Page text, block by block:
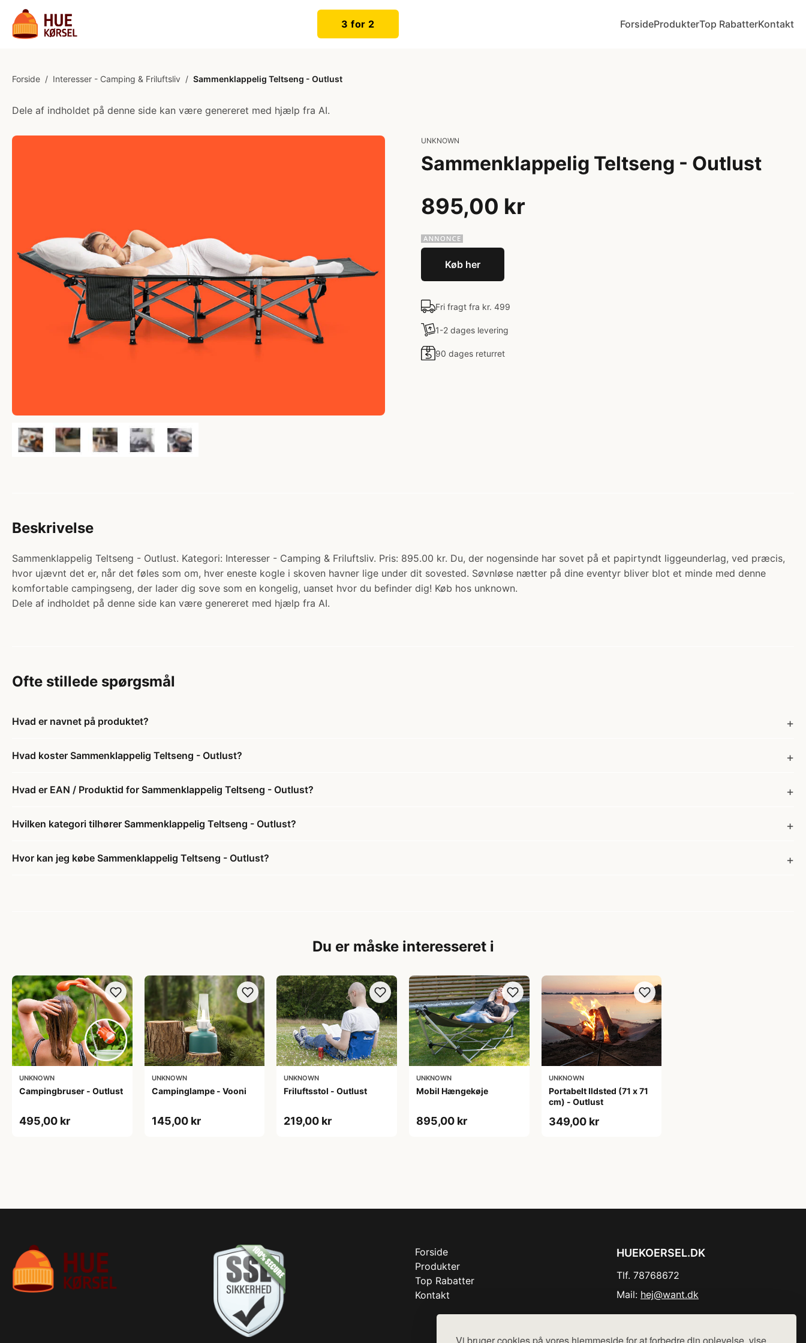
3 for 2 ForsideProdukterTop RabatterKontakt
Forside / Interesser - Camping & Friluftsliv / Sammenklappelig Teltseng - Outlust
Dele af indholdet på denne side kan være genereret med hjælp fra AI.
UNKNOWN
Sammenklappelig Teltseng - Outlust
895,00 kr
Køb her
Fri fragt fra kr. 499
1-2 dages levering
90 dages returret
Beskrivelse
Sammenklappelig Teltseng - Outlust. Kategori: Interesser - Camping & Friluftsliv. Pris: 895.00 kr. Du, der nogensinde har sovet på et papirtyndt liggeunderlag, ved præcis,
hvor ujævnt det er, når det føles som om, hver eneste kogle i skoven havner lige under dit sovested. Søvnløse nætter på dine eventyr bliver blot et minde med denne
komfortable campingseng, der lader dig sove som en kongelig, uanset hvor du befinder dig! Køb hos unknown.
Dele af indholdet på denne side kan være genereret med hjælp fra AI.
Ofte stillede spørgsmål
Hvad er navnet på produktet?
Hvad koster Sammenklappelig Teltseng - Outlust?
Hvad er EAN / Produktid for Sammenklappelig Teltseng - Outlust?
Hvilken kategori tilhører Sammenklappelig Teltseng - Outlust?
Hvor kan jeg købe Sammenklappelig Teltseng - Outlust?
Du er måske interesseret i
UNKNOWN
Campingbruser - Outlust
495,00 kr
UNKNOWN
Campinglampe - Vooni
145,00 kr
UNKNOWN
Friluftsstol - Outlust
219,00 kr
UNKNOWN
Mobil Hængekøje
895,00 kr
UNKNOWN
Portabelt Ildsted (71 x 71
cm) - Outlust
349,00 kr
Forside
Produkter
Top Rabatter
Kontakt
HUEKOERSEL.DK
Tlf. 78768672
Mail: hej@want.dk